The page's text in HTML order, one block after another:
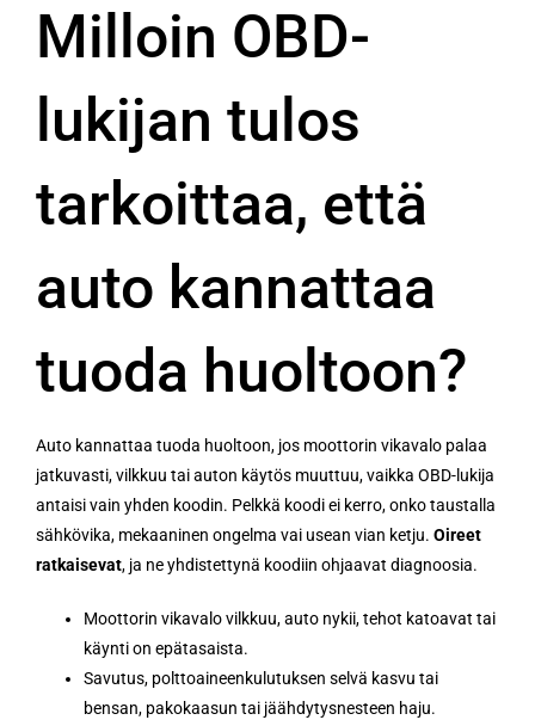
Milloin OBD-
lukijan tulos
tarkoittaa, että
auto kannattaa
tuoda huoltoon?
Auto kannattaa tuoda huoltoon, jos moottorin vikavalo palaa
jatkuvasti, vilkkuu tai auton käytös muuttuu, vaikka OBD-lukija
antaisi vain yhden koodin. Pelkkä koodi ei kerro, onko taustalla
sähkövika, mekaaninen ongelma vai usean vian ketju. Oireet
ratkaisevat, ja ne yhdistettynä koodiin ohjaavat diagnoosia.
Moottorin vikavalo vilkkuu, auto nykii, tehot katoavat tai
käynti on epätasaista.
Savutus, polttoaineenkulutuksen selvä kasvu tai
bensan, pakokaasun tai jäähdytysnesteen haju.